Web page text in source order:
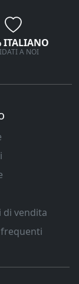
ITALIANO
A NOI
di vendita